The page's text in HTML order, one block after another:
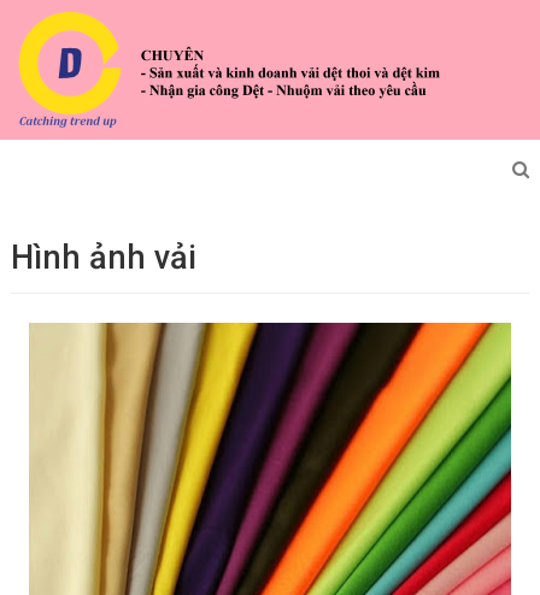
Hình ảnh vải